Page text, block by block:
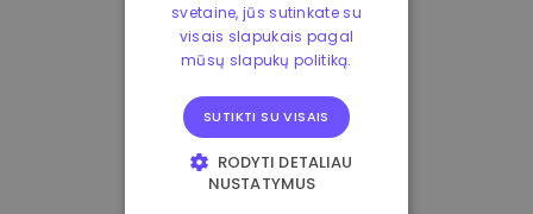
svetaine, jūs sutinkate su
visais slapukais pagal
mūsų slapukų politiką.
SUTIKTI SU VISAIS
RODYTI DETALIAU
NUSTATYMUS